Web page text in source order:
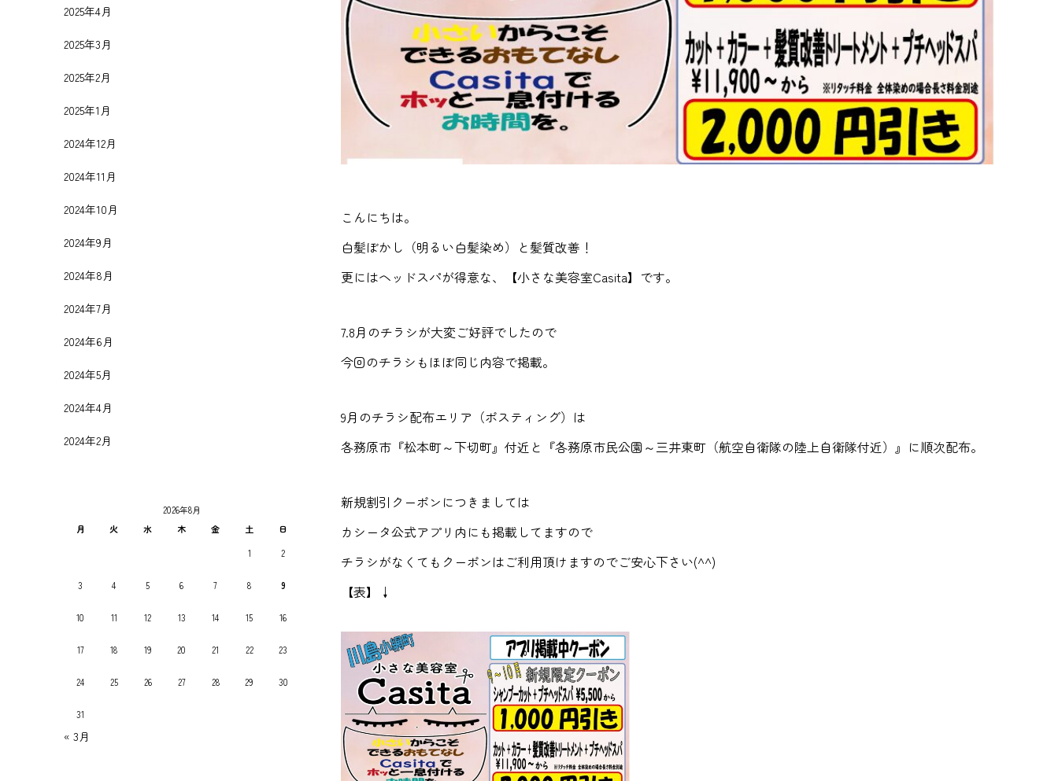
こんにちは。
白髪ぼかし（明るい白髪染め）と髪質改善！
更にはヘッドスパが得意な、【小さな美容室Casita】です。
7.8月のチラシが大変ご好評でしたので
今回のチラシもほぼ同じ内容で掲載。
9月のチラシ配布エリア（ポスティング）は
各務原市『松本町～下切町』付近と『各務原市民公園～三井東町（航空自衛隊の陸上自衛隊付近）』に順次配布。
新規割引クーポンにつきましては
カシータ公式アプリ内にも掲載してますので
チラシがなくてもクーポンはご利用頂けますのでご安心下さい(^^)
【表】↓
2025年4月
2025年3月
2025年2月
2025年1月
2024年12月
2024年11月
2024年10月
2024年9月
2024年8月
2024年7月
2024年6月
2024年5月
2024年4月
2024年2月
2026年8月
月
火 水 木 金 土
日
1
2
3 4 5 6 7 8 9
10 11 12 13 14 15 16
17 18 19 20 21 22 23
24 25 26 27 28 29 30
31
« 3月